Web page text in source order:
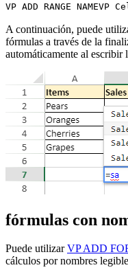
VP ADD RANGE NAMEVP
A continuación, puede
fórmulas a través de la
automáticamente al escribir
fórmulas con
Puede utilizarVP ADD
cálculos por nombres